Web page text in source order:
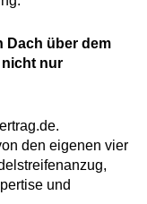
Dach über dem
nicht nur
den eigenen vier
und